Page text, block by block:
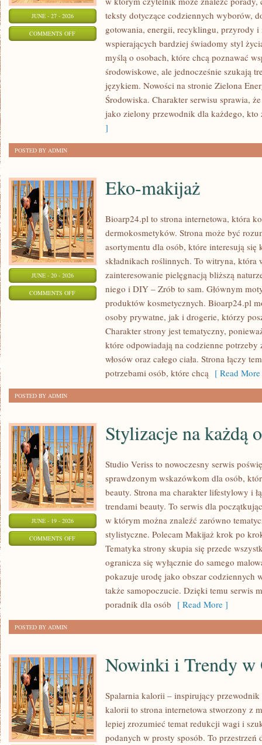
JUNE - 27 - 2026
COMMENTS OFFON
teksty dotyczące codziennych wyborów,
gotowania, energii, recyklingu, przyrody i
wspierających bardziej świadomy styl
myślą o osobach, które chcą poznawać
środowiskowe, ale jednocześnie szukają
językiem. Nowości na stronie Zielona
Środowiska. Charakter serwisu sprawia,
jako zielony przewodnik dla każdego, kto
]
POSTED BY ADMIN
JUNE - 20 - 2026
COMMENTS OFFON
Eko-makijaż
Bioarp24.pl to strona internetowa, która
dermokosmetyków. Strona może być
asortymentu dla osób, które interesują
składnikach roślinnych. To witryna, która
zainteresowanie pielęgnacją bliższą
niego i DIY – Zrób to sam. Głównym
produktów kosmetycznych. Bioarp24.pl
osoby prywatne, jak i drogerie, którzy
Charakter strony jest tematyczny,
które odpowiadają na codzienne potrzeby
włosów oraz całego ciała. Strona łączy
potrzebami osób, które chcą [ Read
POSTED BY ADMIN
JUNE - 19 - 2026
COMMENTS OFFON
STYLIZACJE
Stylizacje na każdą
Studio Veriss to nowoczesny serwis
sprawdzonym wskazówkom dla osób,
beauty. Strona ma charakter lifestylowy i
trendami beauty. To serwis dla
w którym można znaleźć zarówno
stylistyczne. Polecam Makijaż krok po
Tematyka strony skupia się przede
ogranicza się wyłącznie do samego
pokazuje urodę jako obszar codziennych
także samopoczucie. Dzięki temu serwis
poradnik dla osób [ Read More ]
POSTED BY ADMIN
Nowinki i Trendy w
Spalarnia kalorii – inspirujący
kalorii to strona internetowa stworzony z
lepiej zrozumieć temat redukcji wagi i
podanych w prosty sposób. To